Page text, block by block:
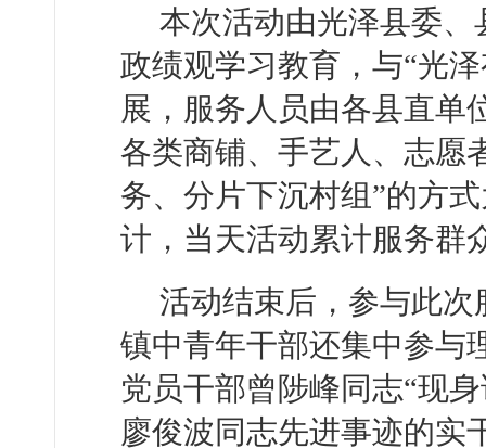
本次活动由光泽县委
政绩观学习教育，与“光
展，服务人员由各县直单
各类商铺、手艺人、志愿
务、分片下沉村组”的方
计，当天活动累计服务群
活动结束后，参与此
镇中青年干部还集中参与
党员干部曾陟峰同志“现
廖俊波同志先进事迹的实